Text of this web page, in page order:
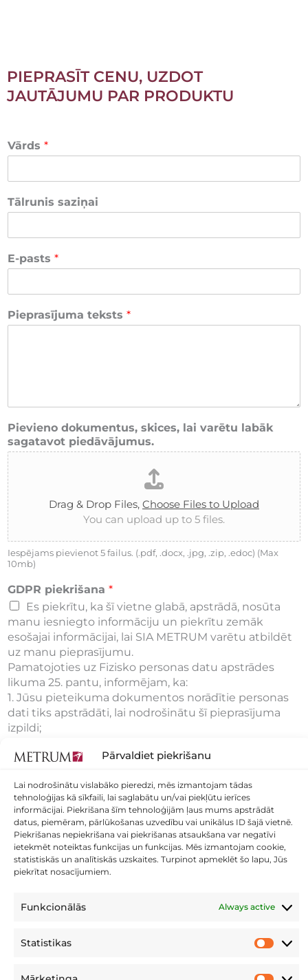
Pārvaldiet piekrišanu
Lai nodrošinātu vislabāko pieredzi, mēs izmantojam tādas
tehnoloģijas kā sīkfaili, lai saglabātu un/vai piekļūtu ierīces
informācijai. Piekrišana šīm tehnoloģijām ļaus mums apstrādāt
datus, piemēram, pārlūkošanas uzvedību vai unikālus ID šajā vietnē.
Piekrišanas nepiekrišana vai piekrišanas atsaukšana var negatīvi
ietekmēt noteiktas funkcijas un funkcijas. Mēs izmantojam cookie,
statistiskās un analītiskās uzskaites. Turpinot apmeklēt šo lapu, Jūs
piekrītat nosacījumiem.
Funkcionālās Always active
Statistikas
PIEPRASĪT CENU, UZDOT
JAUTĀJUMU PAR PRODUKTU
Vārds *
Tālrunis saziņai
E-pasts *
Pieprasījuma teksts *
Pievieno dokumentus, skices, lai varētu labāk
sagatavot piedāvājumus.
Drag & Drop Files, Choose Files to Upload
You can upload up to 5 files.
Iespējams pievienot 5 failus. (.pdf, .docx, .jpg, .zip, .edoc) (Max
10mb)
GDPR piekrišana *
Es piekrītu, ka šī vietne glabā, apstrādā, nosūta
manu iesniegto informāciju un piekrītu zemāk
esošajai informācijai, lai SIA METRUM varētu atbildēt
uz manu pieprasījumu.
Pamatojoties uz Fizisko personas datu apstrādes
likuma 25. pantu, informējam, ka:
1. Jūsu pieteikuma dokumentos norādītie personas
dati tiks apstrādāti, lai nodrošinātu šī pieprasījuma
izpildi;
pārzinis ir SIA "METRUM" (reģ.nr 40003388748),
3. Jūsu iesniegtā informācija tiks glabāta12 mēnešus
pēc tā saņemšanas vai pastāvīgi, pēc līguma
noslēgšanas.
4. Pieteikuma iesniedzējam ir apliecinājis, ka tam ir
tiesības iesniegt nosūtīto informāciju un ir atbildīgs
par tās patiesumu.